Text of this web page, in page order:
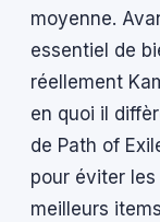
moyenne.
essentiel de
réellement
en quoi il
de Path of
pour éviter
meilleurs